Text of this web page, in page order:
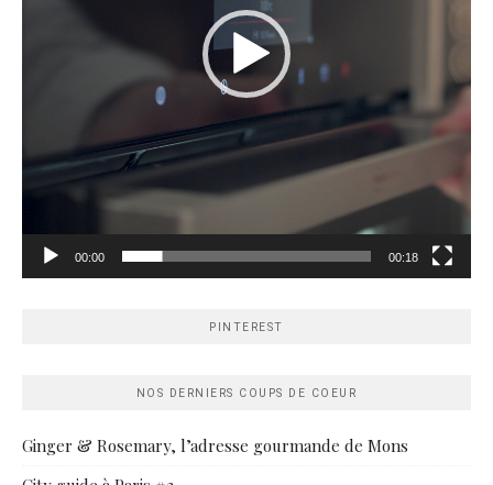
00:00 00:18
PINTEREST
NOS DERNIERS COUPS DE COEUR
Ginger & Rosemary, l’adresse gourmande de Mons